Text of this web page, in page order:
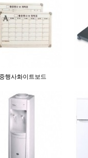
행사화이트보드